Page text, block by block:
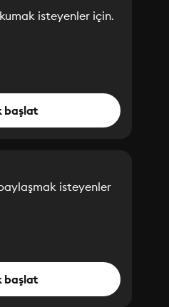
isteyenler için.
başlat
isteyenler
başlat